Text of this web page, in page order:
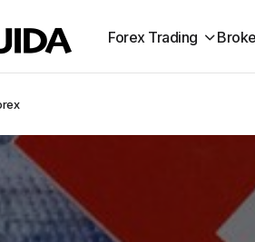
Forex Trading